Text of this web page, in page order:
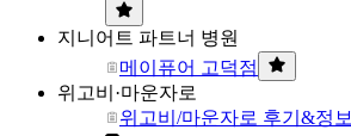
지니어트 파트너 병원
메이퓨어 고덕점
위고비·마운자로
위고비/마운자로 후기&정보